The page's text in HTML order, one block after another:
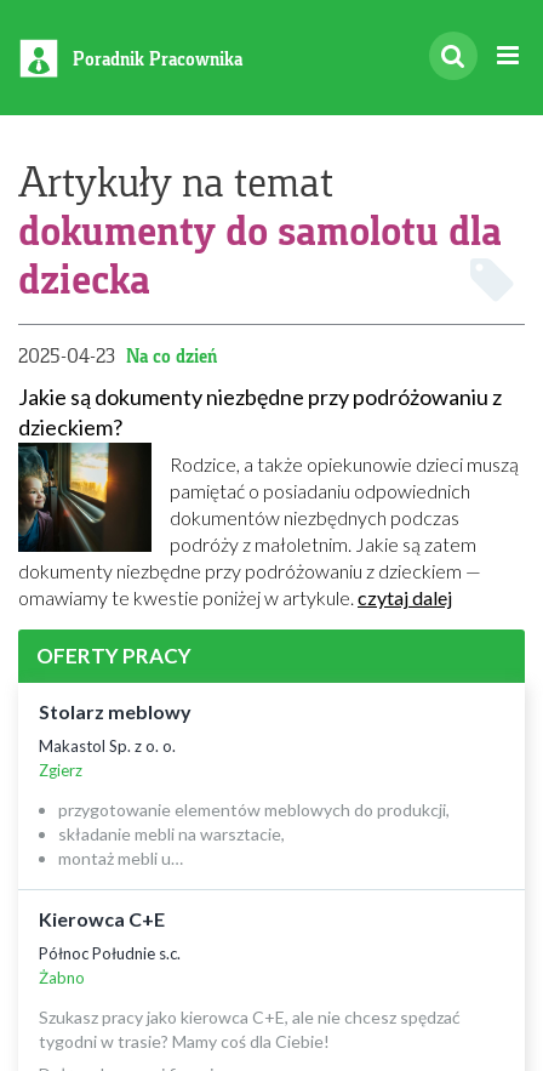
Poradnik Pracownika
Artykuły na temat
dokumenty do samolotu dla
dziecka
2025-04-23 Na co dzień
Jakie są dokumenty niezbędne przy podróżowaniu z
dzieckiem?
Rodzice, a także opiekunowie dzieci muszą
pamiętać o posiadaniu odpowiednich
dokumentów niezbędnych podczas
podróży z małoletnim. Jakie są zatem
dokumenty niezbędne przy podróżowaniu z dzieckiem —
omawiamy te kwestie poniżej w artykule. czytaj dalej
OFERTY PRACY
Stolarz meblowy
Makastol Sp. z o. o.
Zgierz
przygotowanie elementów meblowych do produkcji,
składanie mebli na warsztacie,
montaż mebli u…
Kierowca C+E
Północ Południe s.c.
Żabno
Szukasz pracy jako kierowca C+E, ale nie chcesz spędzać
tygodni w trasie? Mamy coś dla Ciebie!